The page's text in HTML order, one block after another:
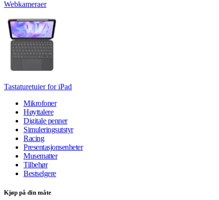
Webkameraer
Tastaturetuier for iPad
Mikrofoner
Høyttalere
Digitale penner
Simuleringsutstyr
Racing
Presentasjonsenheter
Musematter
Tilbehør
Bestselgere
Kjøp på din måte